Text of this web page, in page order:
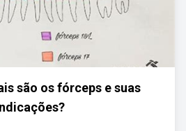
são os fórceps e suas